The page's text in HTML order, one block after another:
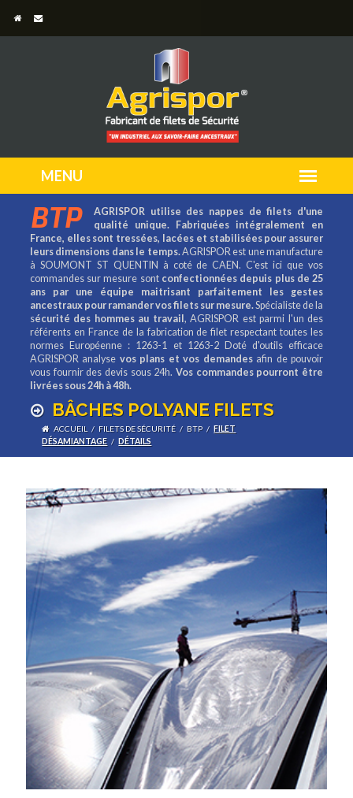
BTP
AGRISPOR utilise des nappes de filets d'une
qualité unique. Fabriquées intégralement en
France, elles sont tressées, lacées et stabilisées pour assurer
leurs dimensions dans le temps.AGRISPOR est une manufacture
à SOUMONT ST QUENTIN à coté de CAEN. C'est ici que vos
commandes sur mesure sont confectionnées depuis plus de 25
ans par une équipe maitrisant parfaitement les gestes
ancestraux pour ramander vos filets sur mesure.Spécialiste de la
sécurité des hommes au travail , AGRISPOR est parmi l'un des
référents en France de la fabrication de filet respectant toutes les
normes Européenne : 1263-1 et 1263-2 Doté d'outils efficace
AGRISPOR analyse vos plans et vos demandesafin de pouvoir
vous fournir des devis sous 24h.Vos commandes pourront être
livrées sous 24h à 48h.
BÂCHES POLYANE FILETS
ACCUEIL / FILETS DE SÉCURITÉ / BTP / FILET
DÉSAMIANTAGE / DÉTAILS